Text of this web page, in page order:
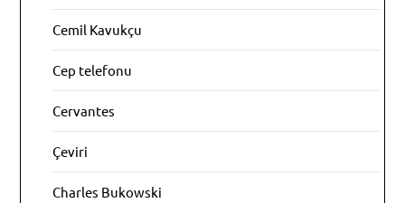
Cemil Kavukçu
Cep telefonu
Cervantes
Çeviri
Charles Bukowski